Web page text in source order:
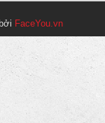
FaceYou.vn